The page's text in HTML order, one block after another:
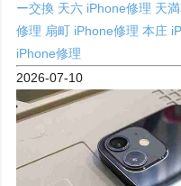
ー交換 天六 iPhone修理 天
修理 扇町 iPhone修理本庄
iPhone修理
2026-07-10